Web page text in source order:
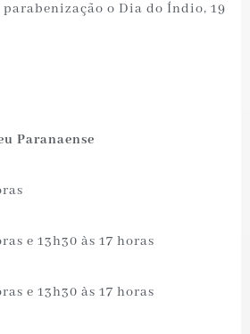
parabenização o Dia do Índio, 19
Paranaense
e 13h30 às 17 horas
e 13h30 às 17 horas